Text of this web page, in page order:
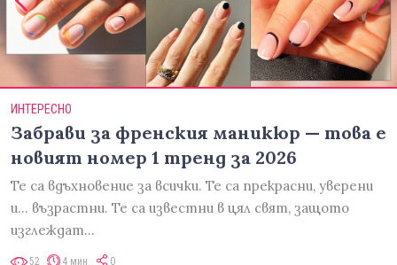
ИНТЕРЕСНО
Забрави за френския маникюр — това е
новият номер 1 тренд за 2026
Те са вдъхновение за всички. Те са прекрасни, уверени
и... възрастни. Те са известни в цял свят, защото
изглеждат…
52 4 мин 0